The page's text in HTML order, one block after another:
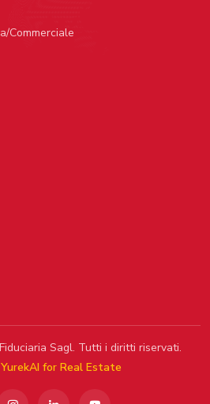
Commerciale
Sagl. Tutti i diritti riservati.
YurekAI for Real Estate